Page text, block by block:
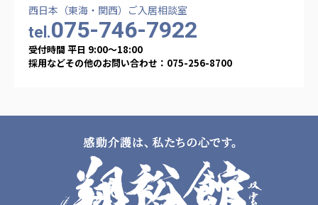
ィアン中学校
カンボジア日本友好技術教育センター
NGO共生の家
G-COM JOINT STOCK COMPANY
西日本（東海・関西）ご入居相談室
tel.075-746-7922
受付時間 平日 9:00〜18:00
採用などその他のお問い合わせ：075-256-8700